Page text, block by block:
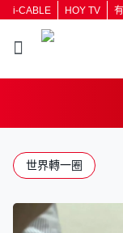
i-CABLE HOY TV
世界轉一圈